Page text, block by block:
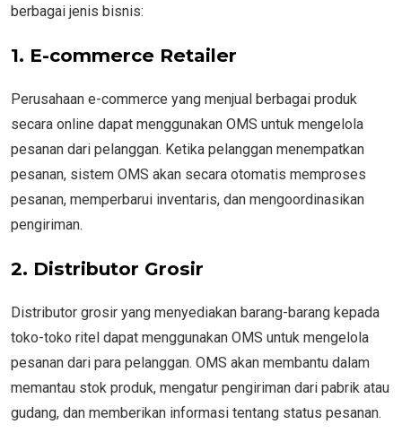
berbagai jenis bisnis:
1. E-commerce Retailer
Perusahaan e-commerce yang menjual berbagai produk
secara online dapat menggunakan OMS untuk mengelola
pesanan dari pelanggan. Ketika pelanggan menempatkan
pesanan, sistem OMS akan secara otomatis memproses
pesanan, memperbarui inventaris, dan mengoordinasikan
pengiriman.
2. Distributor Grosir
Distributor grosir yang menyediakan barang-barang kepada
toko-toko ritel dapat menggunakan OMS untuk mengelola
pesanan dari para pelanggan. OMS akan membantu dalam
memantau stok produk, mengatur pengiriman dari pabrik atau
gudang, dan memberikan informasi tentang status pesanan.